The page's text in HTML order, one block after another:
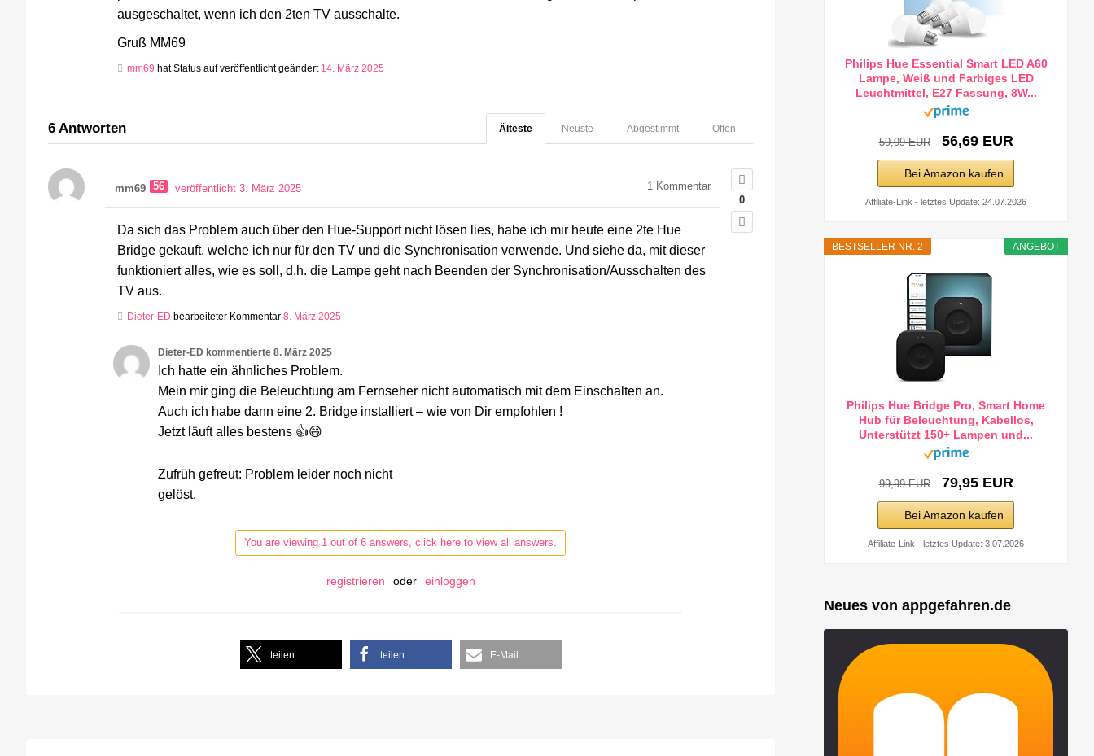
ausgeschaltet, wenn ich den 2ten TV ausschalte.
Gruß MM69
mm69 hat Status auf veröffentlicht geändert 14. März 2025
6 Antworten Offen
Abgestimmt
Neuste
Älteste
0
mm69 56 veröffentlicht 3. März 2025 1 Kommentar
Da sich das Problem auch über den Hue-Support nicht lösen lies, habe ich mir heute eine 2te Hue
Bridge gekauft, welche ich nur für den TV und die Synchronisation verwende. Und siehe da, mit dieser
funktioniert alles, wie es soll, d.h. die Lampe geht nach Beenden der Synchronisation/Ausschalten des
TV aus.
Dieter-ED bearbeiteter Kommentar 8. März 2025
Dieter-ED kommentierte 8. März 2025
Ich hatte ein ähnliches Problem.
Mein mir ging die Beleuchtung am Fernseher nicht automatisch mit dem Einschalten an.
Auch ich habe dann eine 2. Bridge installiert – wie von Dir empfohlen !
Jetzt läuft alles bestens 👍😄
Zufrüh gefreut: Problem leider noch nicht
gelöst.
You are viewing 1 out of 6 answers, click here to view all answers.
registrieren oder einloggen
teilen teilen E-Mail
Philips Hue Essential Smart LED A60
Lampe, Weiß und Farbiges LED
Leuchtmittel, E27 Fassung, 8W...
59,99 EUR 56,69 EUR
Bei Amazon kaufen
Affiliate-Link - letztes Update: 24.07.2026
ANGEBOT
BESTSELLER NR. 2
Philips Hue Bridge Pro, Smart Home
Hub für Beleuchtung, Kabellos,
Unterstützt 150+ Lampen und...
99,99 EUR 79,95 EUR
Bei Amazon kaufen
Affiliate-Link - letztes Update: 3.07.2026
Neues von appgefahren.de